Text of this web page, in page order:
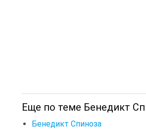
Еще по теме Бенедикт
Бенедикт Спиноза